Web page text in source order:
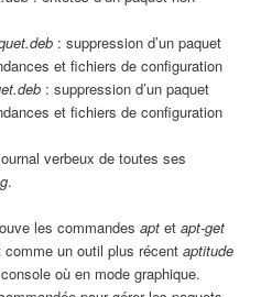
: suppression d’un paquet
et fichiers de configuration
: suppression d’un paquet
et fichiers de configuration
verbeux de toutes ses
.
les commandesapt etapt-get
comme un outil plus récentaptitude
où en mode graphique.